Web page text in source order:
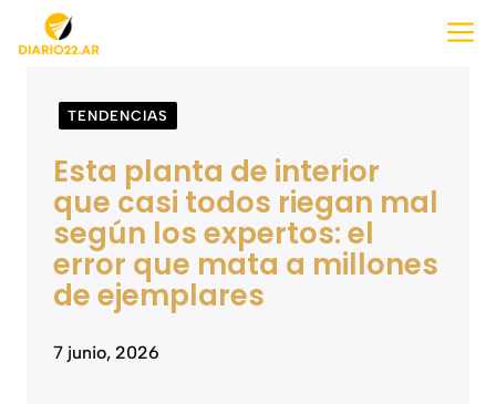
Saltar
TENDENCIAS
Esta planta de interior
que casi todos riegan mal
según los expertos: el
error que mata a millones
de ejemplares
7 junio, 2026